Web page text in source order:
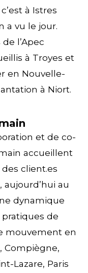
à Istres
a vu le jour.
l’Apec
à Troyes et
en Nouvelle-
à Niort.
et de co-
accueillent
client.es
aujourd’hui au
dynamique
de
mouvement en
Compiègne,
Lazare, Paris